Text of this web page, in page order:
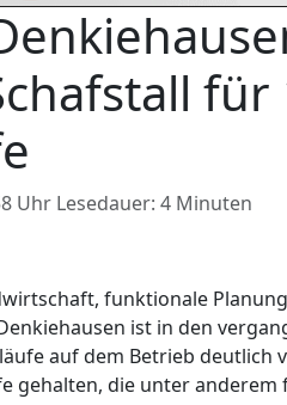
für
Uhr Lesedauer: 4 Minuten
funktionale
ist in den
auf dem Betrieb deutlich
gehalten, die unter anderem